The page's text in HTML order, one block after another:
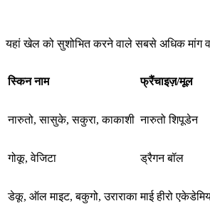
यहां खेल को सुशोभित करने वाले सबसे अधिक मांग
स्किन नाम फ्रैंचाइज़/मूल
नारुतो, सासुके, सकुरा, काकाशी नारुतो शिपूडेन
गोकू, वेजिटा ड्रैगन बॉल
डेकू, ऑल माइट, बकुगो, उराराका माई हीरो